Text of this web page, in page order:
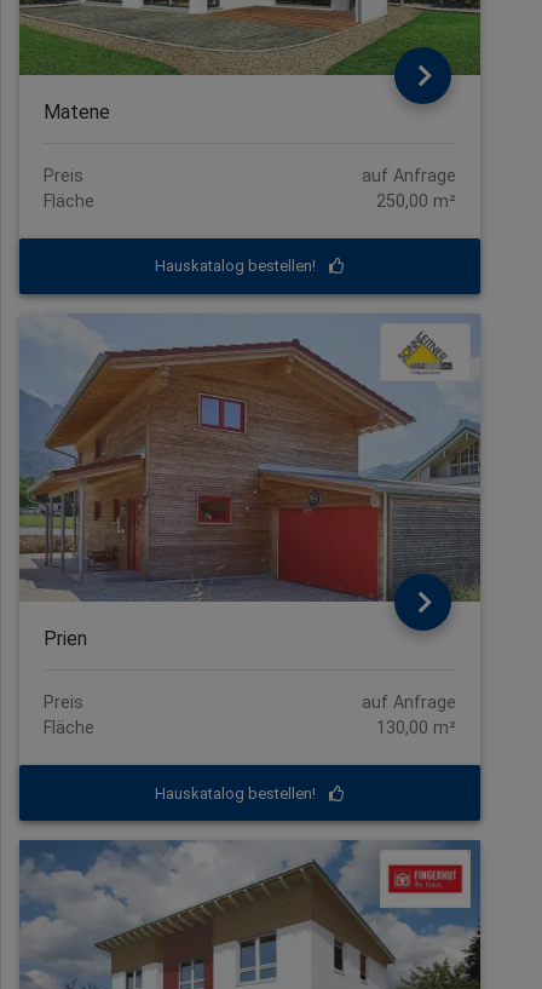
Matene
Preis
auf Anfrage
Fläche
250,00 m²
Hauskatalog bestellen!
Prien
Preis
auf Anfrage
Fläche
130,00 m²
Hauskatalog bestellen!